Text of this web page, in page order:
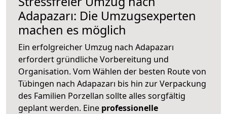
Adapazarı: Die Umzugsexperten
machen es möglich
Ein erfolgreicher Umzug nach Adapazarı
erfordert gründliche Vorbereitung und
Organisation. Vom Wählen der besten Route von
Tübingen nach Adapazarı bis hin zur Verpackung
des Familien Porzellan sollte alles sorgfältig
geplant werden. Eine professionelle